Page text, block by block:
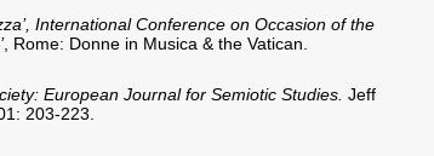
International Conference on Occasion of the
, Rome: Donne in Musica & the Vatican.
European Journal for Semiotic Studies. Jeff
203-223.